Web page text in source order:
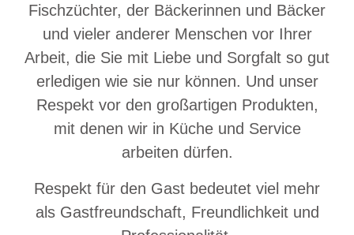
Fischzüchter, der Bäckerinnen und Bäcker
und vieler anderer Menschen vor Ihrer
Arbeit, die Sie mit Liebe und Sorgfalt so gut
erledigen wie sie nur können. Und unser
Respekt vor den großartigen Produkten,
mit denen wir in Küche und Service
arbeiten dürfen.
Respekt für den Gast bedeutet viel mehr
als Gastfreundschaft, Freundlichkeit und